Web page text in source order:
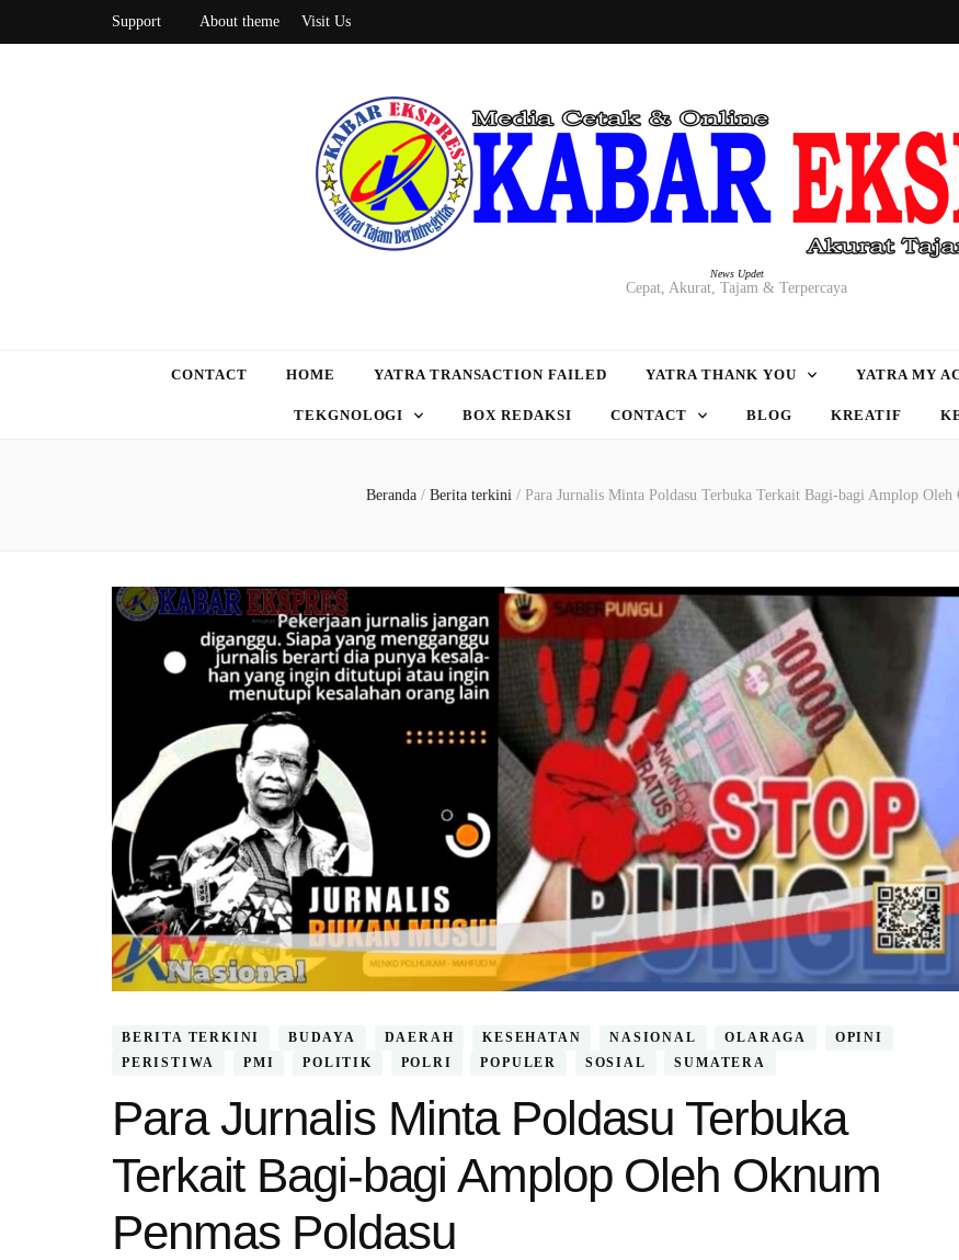
Support About theme Visit Us
News Updet
Cepat, Akurat, Tajam & Terpercaya
CONTACT HOME YATRA TRANSACTION FAILED YATRA THANK YOU YATRA MY
TEKGNOLOGI BOX REDAKSI CONTACT BLOG KREATIF
Beranda / Berita terkini / Para Jurnalis Minta Poldasu Terbuka Terkait Bagi-bagi Amplop Oleh
BERITA TERKINI BUDAYA DAERAH KESEHATAN NASIONAL OLARAGA
OPINI
PERISTIWA
PMI POLITIK POLRI POPULER SOSIAL SUMATERA
Para Jurnalis Minta Poldasu Terbuka
Terkait Bagi-bagi Amplop Oleh Oknum
Penmas Poldasu